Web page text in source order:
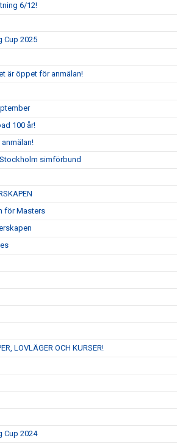
6/12!
Cup 2025
är öppet för anmälan!
100 år!
simförbund
för Masters
LOVLÄGER OCH KURSER!
Cup 2024